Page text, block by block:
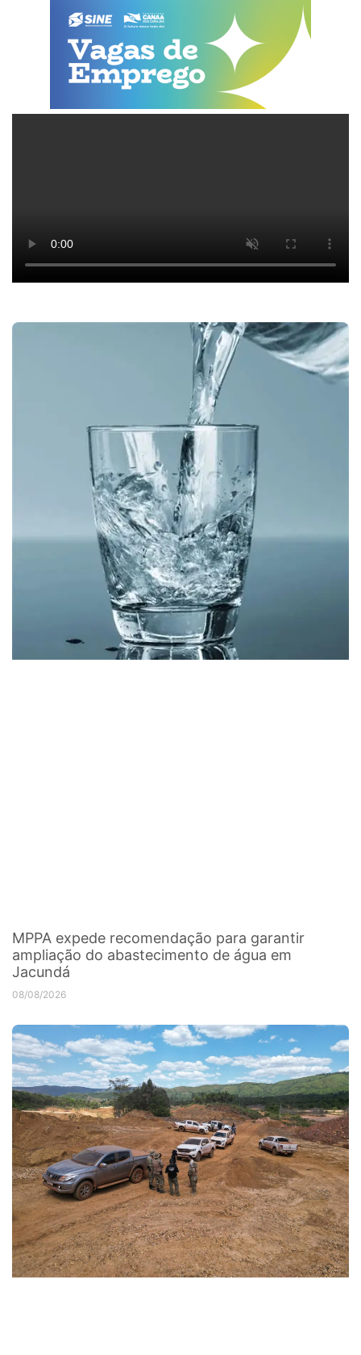
MPPA expede recomendação para garantir
ampliação do abastecimento de água em
Jacundá
08/08/2026